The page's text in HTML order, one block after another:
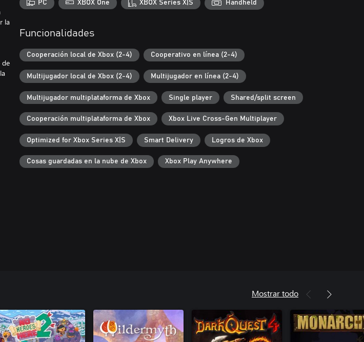
la
de
PC XBOX One XBOX Series X|S Handheld
Funcionalidades
Cooperación local de Xbox (2-4) Cooperativo en línea (2-4)
Multijugador local de Xbox (2-4) Multijugador en línea (2-4)
Multijugador multiplataforma de Xbox Single player Shared/split screen
Cooperación multiplataforma de Xbox Xbox Live Cross-Gen Multiplayer
Optimized for Xbox Series X|S Smart Delivery Logros de Xbox
Cosas guardadas en la nube de Xbox Xbox Play Anywhere
Mostrar todo